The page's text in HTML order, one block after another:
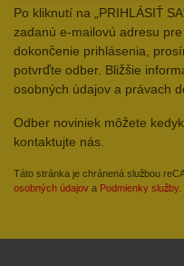
Po kliknutí na „PRIHLÁSIŤ
zadanú e-mailovú adresu
dokončenie prihlásenia,
potvrďte odber. Bližšie
osobných údajov a právach
Odber noviniek môžete
kontaktujte nás.
Táto stránka je chránená službou
osobných údajov a Podmienky služby.